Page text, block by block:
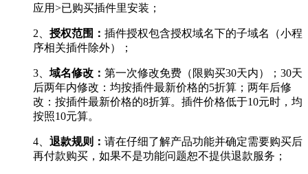
应用>已购买插件里安装；
2、 授权范围： 插件授权包含授权域名下的子域名（小程
序相关插件除外）；
3、 域名修改： 第一次修改免费（限购买30天内）；30天
后两年内修改：均按插件最新价格的5折算；两年后修
改：按插件最新价格的8折算。插件价格低于10元时，均
按照10元算。
4、 退款规则： 请在仔细了解产品功能并确定需要购买后
再付款购买，如果不是功能问题恕不提供退款服务；